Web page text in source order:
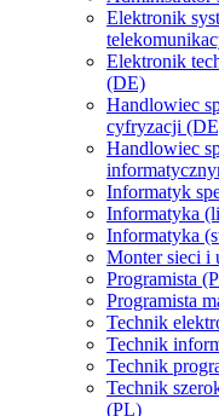
Elektronik
Elektronik
(DE)
Handlowiec
cyfryzacji
Handlowiec
Informatyk
Informatyka
Informatyka
Monter sieci i
Programista
Programista
Technik
Technik
Technik
Technik
(PL)